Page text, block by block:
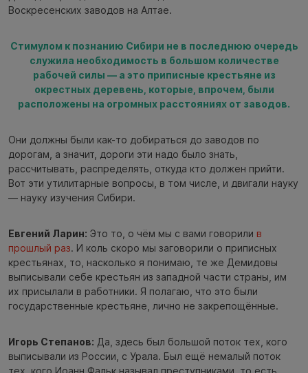
Воскресенских заводов на Алтае.
Стимулом к познанию Сибири не в последнюю очередь
служила необходимость в большом количестве
рабочей силы — а это приписные крестьяне из
окрестных деревень, которые, впрочем, были
расположены на огромных расстояниях от заводов.
Они должны были как-то добираться до заводов по
дорогам, а значит, дороги эти надо было знать,
рассчитывать, распределять, откуда кто должен прийти.
Вот эти утилитарные вопросы, в том числе, и двигали науку
— науку изучения Сибири.
Евгений Ларин: Это то, о чём мы с вами говорили в
прошлый раз. И коль скоро мы заговорили о приписных
крестьянах, то, насколько я понимаю, те же Демидовы
выписывали себе крестьян из западной части страны, им
их присылали в работники. Я полагаю, что это были
государственные крестьяне, лично не закрепощённые.
Игорь Степанов: Да, здесь был большой поток тех, кого
выписывали из России, с Урала. Был ещё немалый поток
тех, кого Иоанн Фальк называл преступниками, то есть